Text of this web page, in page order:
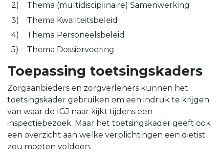
Thema (multidisciplinaire) Samenwerking
Thema Kwaliteitsbeleid
Thema Personeelsbeleid
Thema Dossiervoering
Toepassing toetsingskaders
Zorgaanbieders en zorgverleners kunnen het
toetsingskader gebruiken om een indruk te krijgen
van waar de IGJ naar kijkt tijdens een
inspectiebezoek. Maar het toetsingskader geeft ook
een overzicht aan welke verplichtingen een diëtist
zou moeten voldoen.